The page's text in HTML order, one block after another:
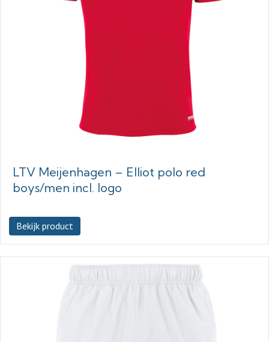
LTV Meijenhagen – Elliot polo red
boys/men incl. logo
Bekijk product